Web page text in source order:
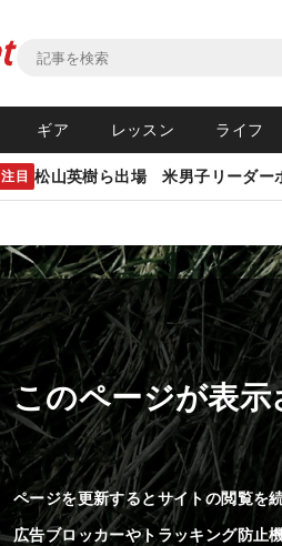
ギア レッスン ライフ
注目 松山英樹ら出場 米男子リーダー
このページが表
ページを更新するとサイトの閲覧を
広告ブロッカーやトラッキング防止